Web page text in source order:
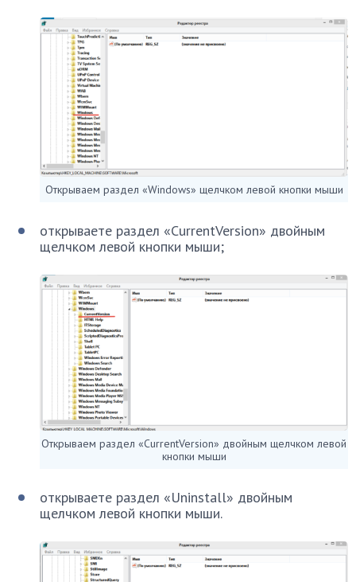
Открываем раздел «Windows» щелчком левой кнопки мыши
открываете раздел «CurrentVersion» двойным
щелчком левой кнопки мыши;
Открываем раздел «CurrentVersion» двойным щелчком левой
кнопки мыши
открываете раздел «Uninstall» двойным
щелчком левой кнопки мыши.